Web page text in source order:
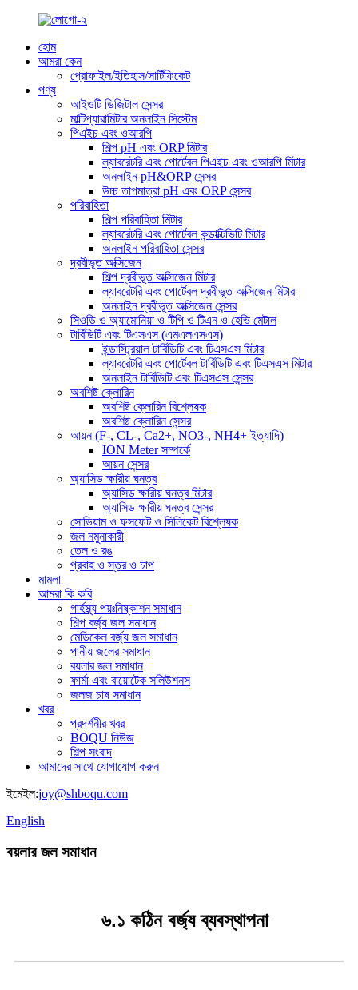
হোম
আমরা কেন
প্রোফাইল/ইতিহাস/সার্টিফিকেট
পণ্য
আইওটি ডিজিটাল সেন্সর
মাল্টিপ্যারামিটার অনলাইন সিস্টেম
পিএইচ এবং ওআরপি
শিল্প pH এবং ORP মিটার
ল্যাবরেটরি এবং পোর্টেবল পিএইচ এবং ওআরপি মিটার
অনলাইন pH&ORP সেন্সর
উচ্চ তাপমাত্রা pH এবং ORP সেন্সর
পরিবাহিতা
শিল্প পরিবাহিতা মিটার
ল্যাবরেটরি এবং পোর্টেবল কন্ডাক্টিভিটি মিটার
অনলাইন পরিবাহিতা সেন্সর
দ্রবীভূত অক্সিজেন
শিল্প দ্রবীভূত অক্সিজেন মিটার
ল্যাবরেটরি এবং পোর্টেবল দ্রবীভূত অক্সিজেন মিটার
অনলাইন দ্রবীভূত অক্সিজেন সেন্সর
সিওডি ও অ্যামোনিয়া ও টিপি ও টিএন ও হেভি মেটাল
টার্বিডিটি এবং টিএসএস (এমএলএসএস)
ইন্ডাস্ট্রিয়াল টার্বিডিটি এবং টিএসএস মিটার
ল্যাবরেটরি এবং পোর্টেবল টার্বিডিটি এবং টিএসএস মিটার
অনলাইন টার্বিডিটি এবং টিএসএস সেন্সর
অবশিষ্ট ক্লোরিন
অবশিষ্ট ক্লোরিন বিশ্লেষক
অবশিষ্ট ক্লোরিন সেন্সর
আয়ন (F-, CL-, Ca2+, NO3-, NH4+ ইত্যাদি)
ION Meter সম্পর্কে
আয়ন সেন্সর
অ্যাসিড ক্ষারীয় ঘনত্ব
অ্যাসিড ক্ষারীয় ঘনত্ব মিটার
অ্যাসিড ক্ষারীয় ঘনত্ব সেন্সর
সোডিয়াম ও ফসফেট ও সিলিকেট বিশ্লেষক
জল নমুনাকারী
তেল ও রঙ
প্রবাহ ও স্তর ও চাপ
মামলা
আমরা কি করি
গার্হস্থ্য পয়ঃনিষ্কাশন সমাধান
শিল্প বর্জ্য জল সমাধান
মেডিকেল বর্জ্য জল সমাধান
পানীয় জলের সমাধান
বয়লার জল সমাধান
ফার্মা এবং বায়োটেক সলিউশনস
জলজ চাষ সমাধান
খবর
প্রদর্শনীর খবর
BOQU নিউজ
শিল্প সংবাদ
আমাদের সাথে যোগাযোগ করুন
ইমেইল:joy@shboqu.com
English
বয়লার জল সমাধান
৬.১ কঠিন বর্জ্য ব্যবস্থাপনা